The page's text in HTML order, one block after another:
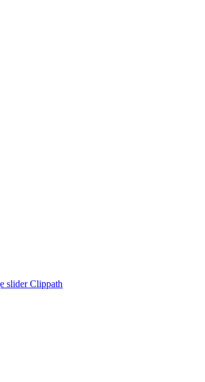
sliderClippath